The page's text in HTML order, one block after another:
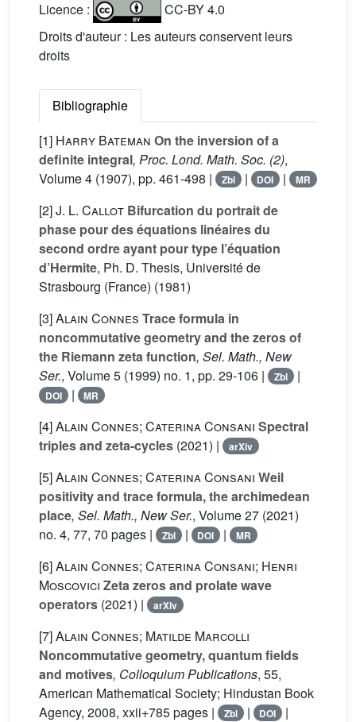
Licence :
CC-BY 4.0
Droits d'auteur : Les auteurs conservent leurs
droits
Bibliographie
[1] Harry Bateman On the inversion of a
definite integral, Proc. Lond. Math. Soc. (2),
Volume 4 (1907), pp. 461-498 | Zbl | DOI | MR
[2]J. L. Callot Bifurcation du portrait de
phase pour des équations linéaires du
second ordre ayant pour type l’équation
d’Hermite, Ph. D. Thesis, Université de
Strasbourg (France) (1981)
[3]Alain Connes Trace formula in
noncommutative geometry and the zeros of
the Riemann zeta function, Sel. Math., New
Ser., Volume 5 (1999) no. 1, pp. 29-106 | Zbl |
DOI | MR
[4]Alain Connes; Caterina Consani Spectral
triples and zeta-cycles (2021) | arXiv
[5]Alain Connes; Caterina Consani Weil
positivity and trace formula, the archimedean
place, Sel. Math., New Ser., Volume 27 (2021)
no. 4, 77, 70 pages |
Zbl | DOI | MR
[6]Alain Connes; Caterina Consani; Henri
Moscovici Zeta zeros and prolate wave
operators (2021) | arXiv
[7]Alain Connes; Matilde Marcolli
Noncommutative geometry, quantum fields
and motives, Colloquium Publications, 55,
American Mathematical Society; Hindustan Book
Agency, 2008, xxii+785 pages |
Zbl | DOI |